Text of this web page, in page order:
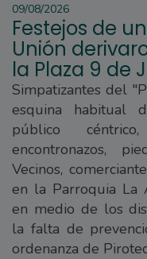
09/08/2026
Festejos de
Unión
la Plaza 9 de
Simpatizantes del
esquina habitual
público
encontronazos,
Vecinos,
en la Parroquia La
en medio de los
la falta de
ordenanza de